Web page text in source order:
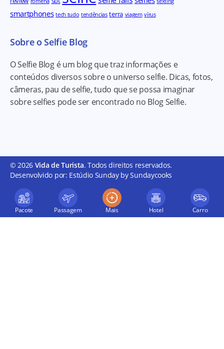
smartphones tech tudo tendências terra viagem vírus
Sobre o Selfie Blog
O Selfie Blog é um blog que traz informações e
conteúdos diversos sobre o universo selfie. Dicas, fotos,
câmeras, pau de selfie, tudo que se possa imaginar
sobre selfies pode ser encontrado no Blog Selfie.
© 2026 Vida de Turista. Todos direitos reservados.
Desenvolvido por: Estúdio Sunday by Sundaycooks
Pacote Passagem Hotel Carro
Mais